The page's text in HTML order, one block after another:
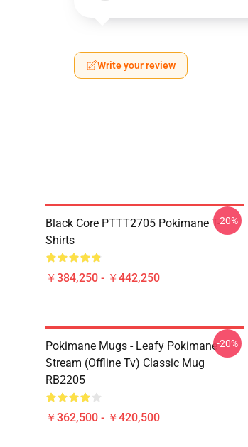
Write your review
Black Core PTTT2705 Pokimane T-
Shirts
￥384,250 - ￥442,250
-20%
Pokimane Mugs - Leafy Pokimane
Stream (Offline Tv) Classic Mug
RB2205
￥362,500 - ￥420,500
-20%